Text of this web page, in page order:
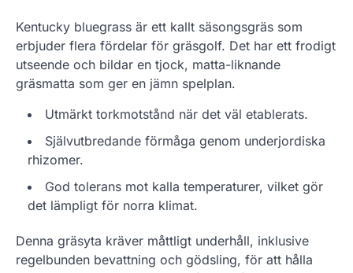
Kentucky bluegrass är ett kallt säsongsgräs som
erbjuder flera fördelar för gräsgolf. Det har ett frodigt
utseende och bildar en tjock, matta-liknande
gräsmatta som ger en jämn spelplan.
Utmärkt torkmotstånd när det väl etablerats.
Självutbredande förmåga genom underjordiska
rhizomer.
God tolerans mot kalla temperaturer, vilket gör
det lämpligt för norra klimat.
Denna gräsyta kräver måttligt underhåll, inklusive
regelbunden bevattning och gödsling, för att hålla